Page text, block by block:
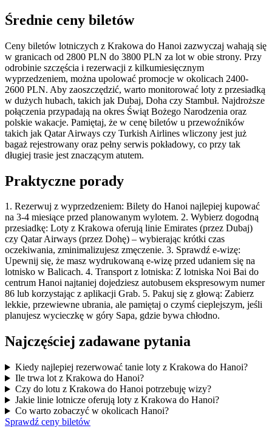
Średnie ceny biletów
Ceny biletów lotniczych z Krakowa do Hanoi zazwyczaj wahają się
w granicach od 2800 PLN do 3800 PLN za lot w obie strony. Przy
odrobinie szczęścia i rezerwacji z kilkumiesięcznym
wyprzedzeniem, można upolować promocje w okolicach 2400-
2600 PLN. Aby zaoszczędzić, warto monitorować loty z przesiadką
w dużych hubach, takich jak Dubaj, Doha czy Stambuł. Najdroższe
połączenia przypadają na okres Świąt Bożego Narodzenia oraz
polskie wakacje. Pamiętaj, że w cenę biletów u przewoźników
takich jak Qatar Airways czy Turkish Airlines wliczony jest już
bagaż rejestrowany oraz pełny serwis pokładowy, co przy tak
długiej trasie jest znaczącym atutem.
Praktyczne porady
1. Rezerwuj z wyprzedzeniem: Bilety do Hanoi najlepiej kupować
na 3-4 miesiące przed planowanym wylotem. 2. Wybierz dogodną
przesiadkę: Loty z Krakowa oferują linie Emirates (przez Dubaj)
czy Qatar Airways (przez Dohę) – wybierając krótki czas
oczekiwania, zminimalizujesz zmęczenie. 3. Sprawdź e-wizę:
Upewnij się, że masz wydrukowaną e-wizę przed udaniem się na
lotnisko w Balicach. 4. Transport z lotniska: Z lotniska Noi Bai do
centrum Hanoi najtaniej dojedziesz autobusem ekspresowym numer
86 lub korzystając z aplikacji Grab. 5. Pakuj się z głową: Zabierz
lekkie, przewiewne ubrania, ale pamiętaj o czymś cieplejszym, jeśli
planujesz wycieczkę w góry Sapa, gdzie bywa chłodno.
Najczęściej zadawane pytania
Kiedy najlepiej rezerwować tanie loty z Krakowa do Hanoi?
Ile trwa lot z Krakowa do Hanoi?
Czy do lotu z Krakowa do Hanoi potrzebuję wizy?
Jakie linie lotnicze oferują loty z Krakowa do Hanoi?
Co warto zobaczyć w okolicach Hanoi?
Sprawdź ceny biletów